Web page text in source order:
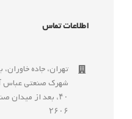
اطلاعات تماس
تهران، جاده
شهرک صنعتى عباس
۲۶۰۶